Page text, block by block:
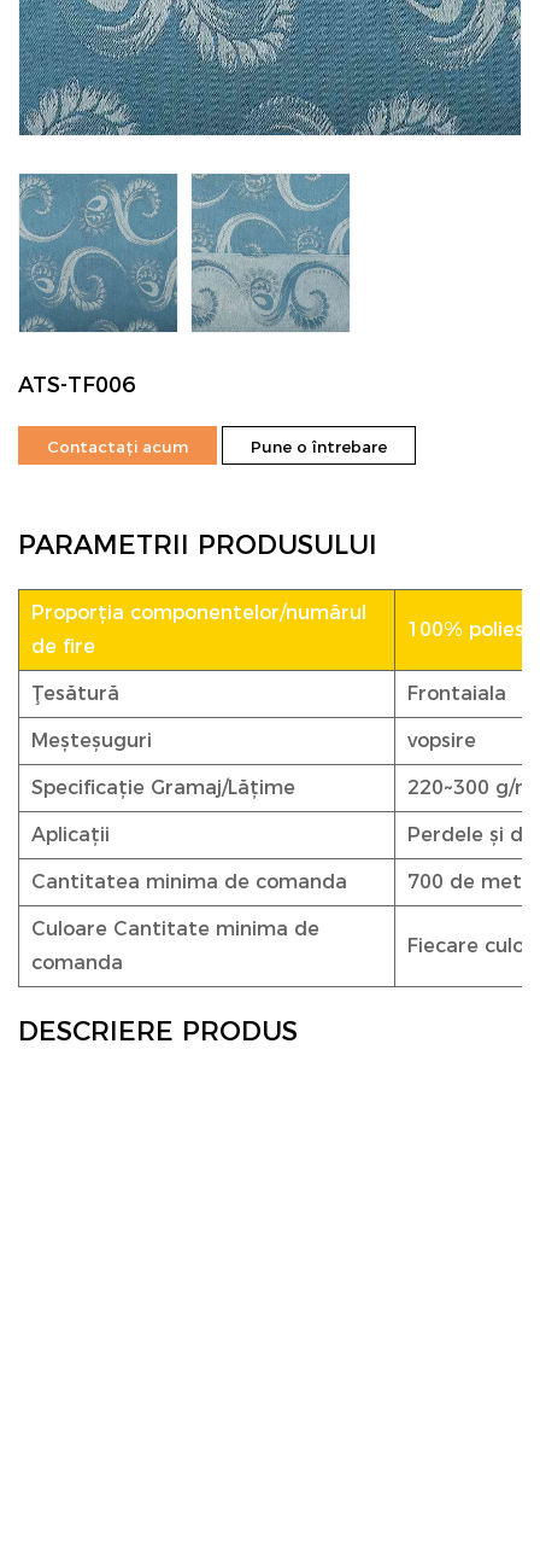
ATS-TF006
Contactați acum Pune o întrebare
PARAMETRII PRODUSULUI
Proporția componentelor/numărul
de fire
100%
Ţesătură Frontaiala
Meșteșuguri vopsire
Specificație Gramaj/Lățime 220~300 g/
Aplicații Perdele și
Cantitatea minima de comanda 700 de metri
Culoare Cantitate minima de
comanda
Fiecare
DESCRIERE PRODUS